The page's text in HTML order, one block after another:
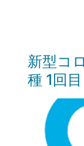
新型コ
種 1回目